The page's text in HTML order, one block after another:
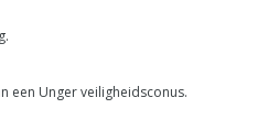
een Unger veiligheidsconus.